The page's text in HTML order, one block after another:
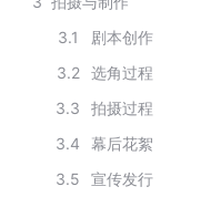
3.1
剧本创作
3.2
选角过程
3.3
拍摄过程
3.4
幕后花絮
3.5
宣传发行